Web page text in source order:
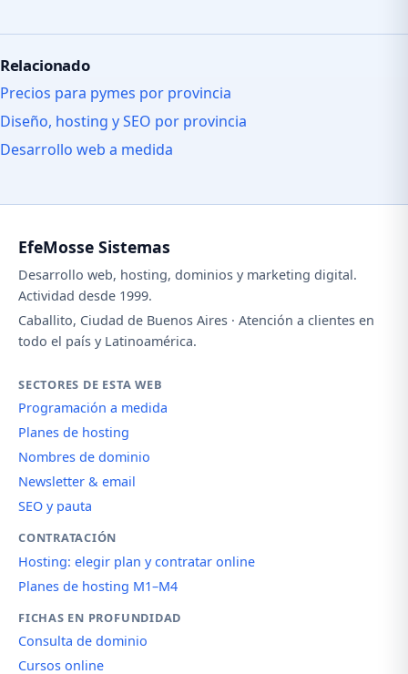
Relacionado
Precios para pymes por provincia
Diseño, hosting y SEO por provincia
Desarrollo web a medida
EfeMosse Sistemas
Desarrollo web, hosting, dominios y marketing digital.
Actividad desde 1999.
Caballito, Ciudad de Buenos Aires · Atención a clientes en
todo el país y Latinoamérica.
SECTORES DE ESTA WEB
Programación a medida
Planes de hosting
Nombres de dominio
Newsletter & email
SEO y pauta
CONTRATACIÓN
Hosting: elegir plan y contratar online
Planes de hosting M1–M4
FICHAS EN PROFUNDIDAD
Consulta de dominio
Cursos online